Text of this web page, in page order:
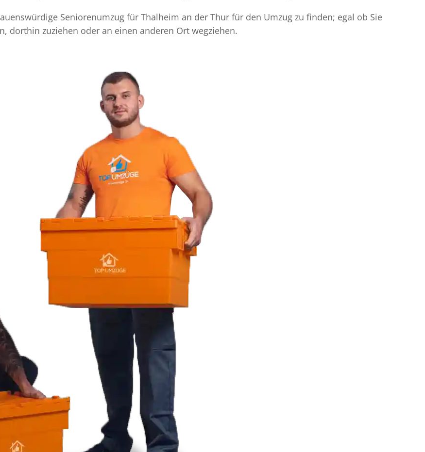
Seniorenumzug für Thalheim an der Thur für den Umzug zu finden; egal ob Sie
dorthin zuziehen oder an einen anderen Ort wegziehen.